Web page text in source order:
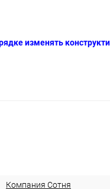
изменять
Компания Сотня